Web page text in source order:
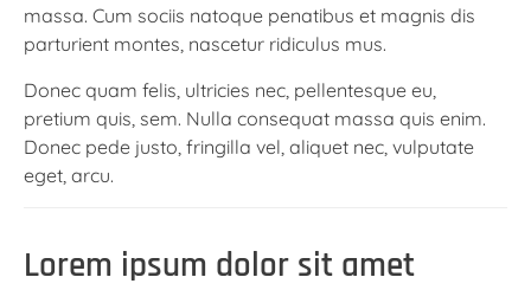
massa. Cum sociis natoque penatibus et magnis dis
parturient montes, nascetur ridiculus mus.
Donec quam felis, ultricies nec, pellentesque eu,
pretium quis, sem. Nulla consequat massa quis enim.
Donec pede justo, fringilla vel, aliquet nec, vulputate
eget, arcu.
Lorem ipsum dolor sit amet